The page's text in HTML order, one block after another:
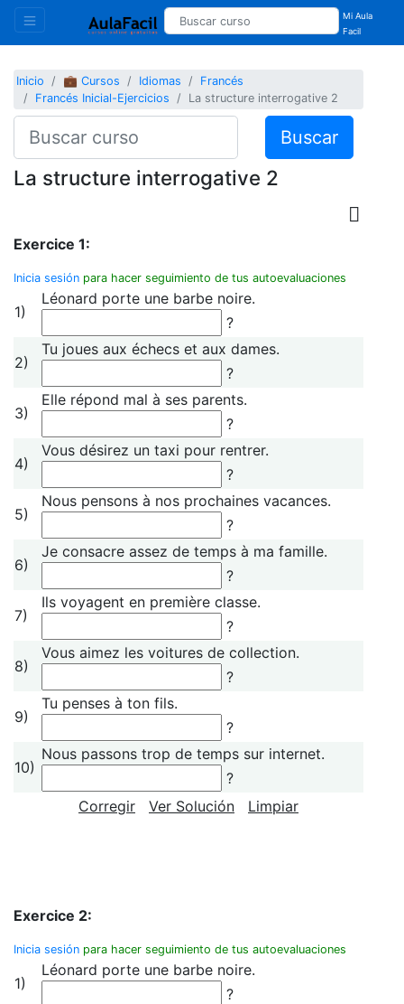
Mi Aula
Facil
Inicio 💼 Cursos Idiomas
Francés
Francés Inicial-Ejercicios
La structure interrogative 2
Buscar
La structure interrogative 2
Exercice 1:
Inicia sesión para hacer seguimiento de tus autoevaluaciones
1)
Léonard porte une barbe noire.
?
2)
Tu joues aux échecs et aux dames.
?
3)
Elle répond mal à ses parents.
?
4)
Vous désirez un taxi pour rentrer.
?
5)
Nous pensons à nos prochaines vacances.
?
6)
Je consacre assez de temps à ma famille.
?
7)
Ils voyagent en première classe.
?
8)
Vous aimez les voitures de collection.
?
9)
Tu penses à ton fils.
?
10)
Nous passons trop de temps sur internet.
?
Corregir
Ver Solución Limpiar
Exercice 2:
Inicia sesión para hacer seguimiento de tus autoevaluaciones
1)
Léonard porte une barbe noire.
?